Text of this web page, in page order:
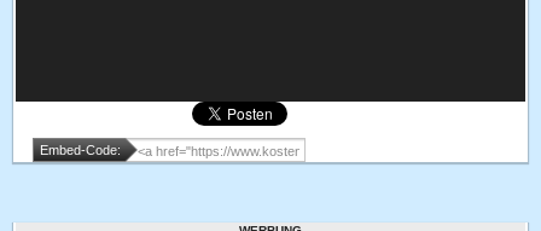
Embed-Code: